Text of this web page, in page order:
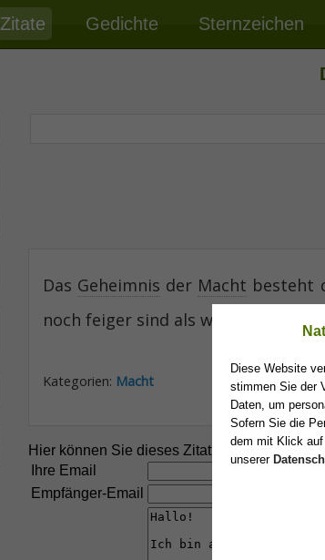
Zitate Gedichte Sternzeichen
Das Geheimnis der Macht besteht
noch feiger sind als wir.
Kategorien: Macht
Hier können Sie dieses Zitat an einen
Ihre Email
Empfänger-Email
Diese Website
stimmen Sie der
Daten, um
Sofern Sie die
dem mit Klick
unserer